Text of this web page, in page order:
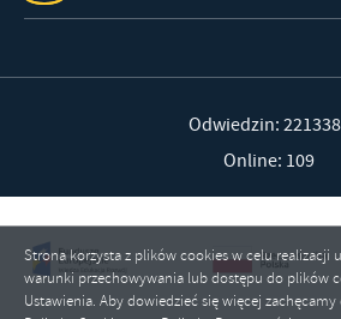
Odwiedzin:
Online: 109
Strona korzysta z plików cookies w celu realizacji
warunki przechowywania lub dostępu do plików
Ustawienia. Aby dowiedzieć się więcej zachęcamy